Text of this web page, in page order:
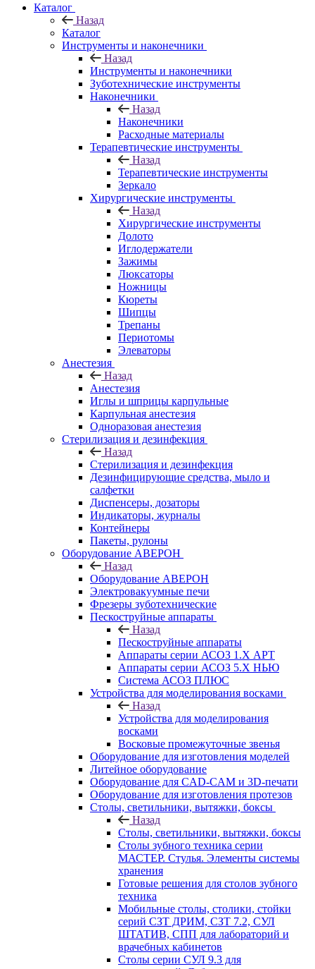
Каталог
Назад
Каталог
Инструменты и наконечники
Назад
Инструменты и наконечники
Зуботехнические инструменты
Наконечники
Назад
Наконечники
Расходные материалы
Терапевтические инструменты
Назад
Терапевтические инструменты
Зеркало
Хирургические инструменты
Назад
Хирургические инструменты
Долото
Иглодержатели
Зажимы
Люксаторы
Ножницы
Кюреты
Шипцы
Трепаны
Периотомы
Элеваторы
Анестезия
Назад
Анестезия
Иглы и шприцы карпульные
Карпульная анестезия
Одноразовая анестезия
Стерилизация и дезинфекция
Назад
Стерилизация и дезинфекция
Дезинфицирующие средства, мыло и
салфетки
Диспенсеры, дозаторы
Индикаторы, журналы
Контейнеры
Пакеты, рулоны
Оборудование АВЕРОН
Назад
Оборудование АВЕРОН
Электровакуумные печи
Фрезеры зуботехнические
Пескоструйные аппараты
Назад
Пескоструйные аппараты
Аппараты серии АСОЗ 1.Х АРТ
Аппараты серии АСОЗ 5.Х НЬЮ
Система АСОЗ ПЛЮС
Устройства для моделирования восками
Назад
Устройства для моделирования
восками
Восковые промежуточные звенья
Оборудование для изготовления моделей
Литейное оборудование
Оборудование для CAD-CAM и 3D-печати
Оборудование для изготовления протезов
Cтолы, светильники, вытяжки, боксы
Назад
Cтолы, светильники, вытяжки, боксы
Столы зубного техника серии
МАСТЕР. Стулья. Элементы системы
хранения
Готовые решения для столов зубного
техника
Мобильные столы, столики, стойки
серий СЗТ ДРИМ, СЗТ 7.2, СУЛ
ШТАТИВ, СПП для лабораторий и
врачебных кабинетов
Столы серии СУЛ 9.3 для